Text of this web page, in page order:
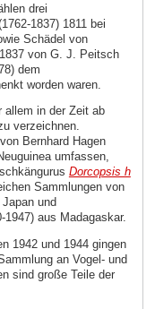
drei
1837) 1811 bei
Schädel von
von G. J. Peitsch
dem
worden waren.
allem in der Zeit ab
verzeichnen.
Bernhard Hagen
umfassen,
Dorcopsis h
Sammlungen von
und
1947) aus Madagaskar.
1942 und 1944 gingen
an Vogel- und
sind große Teile der